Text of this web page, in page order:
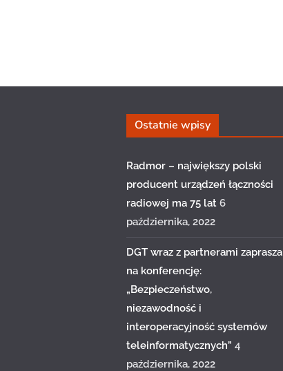
Ostatnie wpisy
Radmor – największy polski
producent urządzeń łączności
radiowej ma 75 lat 6
października, 2022
DGT wraz z partnerami zaprasza
na konferencję:
„Bezpieczeństwo,
niezawodność i
interoperacyjność systemów
teleinformatycznych” 4
października, 2022